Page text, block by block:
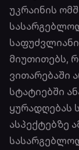
უკრაინის
მიუთითებს,
ვითარებაში
სტატიებში
ყურადღებას
ასპექტებზე